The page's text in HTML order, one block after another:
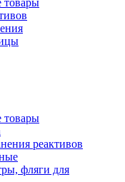
товары
товары
реактивов
фляги для